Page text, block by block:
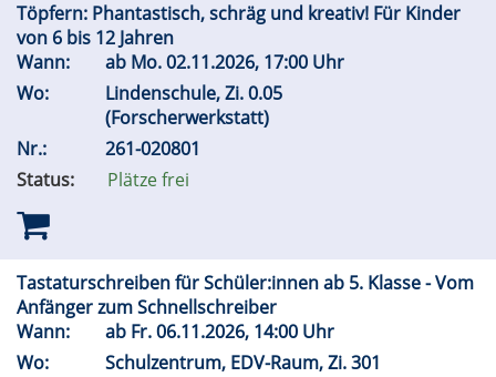
Töpfern: Phantastisch, schräg und kreativ! Für Kinder
von 6 bis 12 Jahren
Wann:
ab Mo.02.11.2026, 17:00 Uhr
Wo:
Lindenschule, Zi. 0.05
(Forscherwerkstatt)
Nr.:
261-020801
Status:
Plätze frei
Tastaturschreiben für Schüler:innen ab 5. Klasse - Vom
Anfänger zum Schnellschreiber
Wann:
ab Fr.06.11.2026, 14:00 Uhr
Wo:
Schulzentrum, EDV-Raum, Zi. 301